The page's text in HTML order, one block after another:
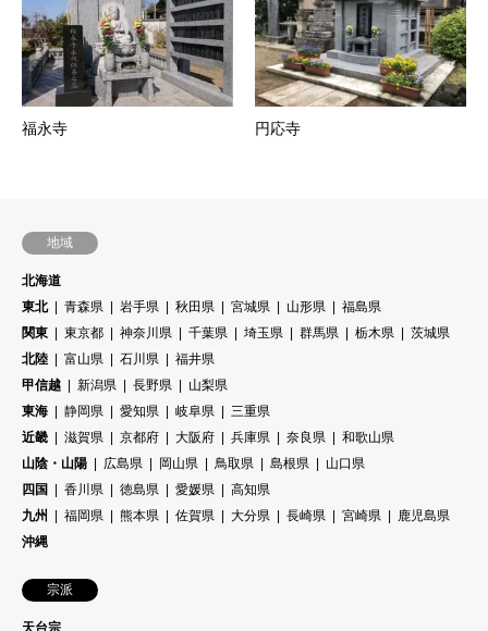
福永寺 円応寺
地域
北海道
東北
青森県 岩手県 秋田県 宮城県 山形県
福島県
関東
東京都 神奈川県 千葉県 埼玉県 群馬県 栃木県
茨城県
北陸
富山県 石川県
福井県
甲信越
新潟県 長野県
山梨県
東海
静岡県 愛知県 岐阜県
三重県
近畿
滋賀県 京都府 大阪府 兵庫県 奈良県
和歌山県
山陰・山陽
広島県 岡山県 鳥取県 島根県
山口県
四国
香川県 徳島県 愛媛県
高知県
九州
福岡県 熊本県 佐賀県 大分県 長崎県 宮崎県
鹿児島県
沖縄
宗派
天台宗